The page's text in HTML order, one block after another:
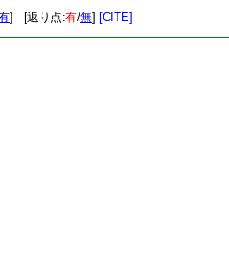
] [返り点:有/無] [CITE]